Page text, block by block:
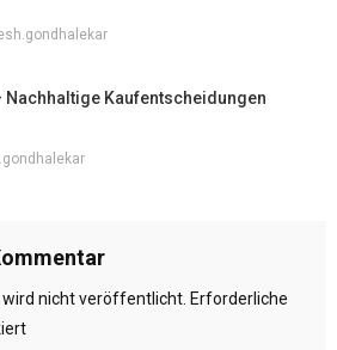
Nachhaltige Kaufentscheidungen
wird nicht veröffentlicht. Erforderliche